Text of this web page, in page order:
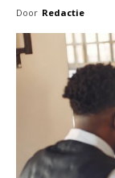
Door Redactie